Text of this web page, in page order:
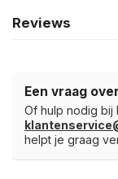
Reviews
Een vraag
Of hulp nodig bij
helpt je graag